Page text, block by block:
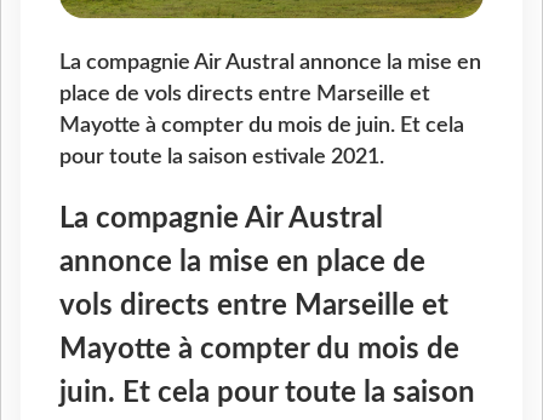
La compagnie Air Austral annonce la mise en
place de vols directs entre Marseille et
Mayotte à compter du mois de juin. Et cela
pour toute la saison estivale 2021.
La compagnie Air Austral
annonce la mise en place de
vols directs entre Marseille et
Mayotte à compter du mois de
juin. Et cela pour toute la saison